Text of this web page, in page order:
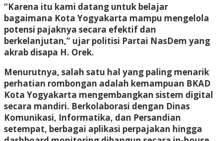
“Karena itu kami datang untuk belajar
bagaimana Kota Yogyakarta mampu mengelola
potensi pajaknya secara efektif dan
berkelanjutan,” ujar politisi Partai NasDem yang
akrab disapa H. Orek.
Menurutnya, salah satu hal yang paling menarik
perhatian rombongan adalah kemampuan BKAD
Kota Yogyakarta mengembangkan sistem digital
secara mandiri. Berkolaborasi dengan Dinas
Komunikasi, Informatika, dan Persandian
setempat, berbagai aplikasi perpajakan hingga